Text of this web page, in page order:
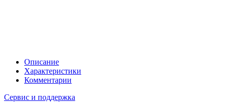
Описание
Характеристики
Комментарии
Сервис и поддержка